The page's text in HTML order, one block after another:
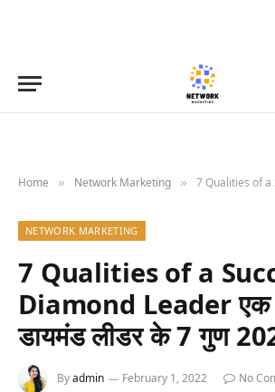
Home » Network Marketing » 7 Qualities of a Successful
NETWORK MARKETING
7 Qualities of a
Diamond Leader
डायमंड लीडर के 7 गुण
Byadmin February 1, 2022
No